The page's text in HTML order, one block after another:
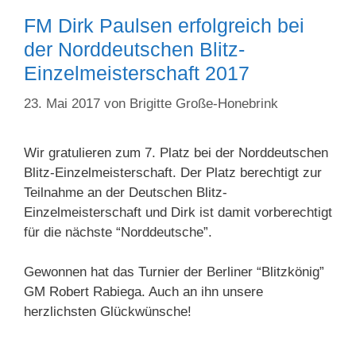
FM Dirk Paulsen erfolgreich bei
der Norddeutschen Blitz-
Einzelmeisterschaft 2017
23. Mai 2017 von Brigitte Große-Honebrink
Wir gratulieren zum 7. Platz bei der Norddeutschen
Blitz-Einzelmeisterschaft. Der Platz berechtigt zur
Teilnahme an der Deutschen Blitz-
Einzelmeisterschaft und Dirk ist damit vorberechtigt
für die nächste “Norddeutsche”.
Gewonnen hat das Turnier der Berliner “Blitzkönig”
GM Robert Rabiega. Auch an ihn unsere
herzlichsten Glückwünsche!